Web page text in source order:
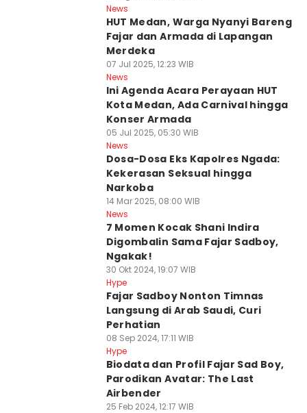
News
HUT Medan, Warga Nyanyi Bareng
Fajar dan Armada di Lapangan
Merdeka
07 Jul 2025, 12:23 WIB
News
Ini Agenda Acara Perayaan HUT
Kota Medan, Ada Carnival hingga
Konser Armada
05 Jul 2025, 05:30 WIB
News
Dosa-Dosa Eks Kapolres Ngada:
Kekerasan Seksual hingga
Narkoba
14 Mar 2025, 08:00 WIB
News
7 Momen Kocak Shani Indira
Digombalin Sama Fajar Sadboy,
Ngakak!
30 Okt 2024, 19:07 WIB
Hype
Fajar Sadboy Nonton Timnas
Langsung di Arab Saudi, Curi
Perhatian
08 Sep 2024, 17:11 WIB
Hype
Biodata dan Profil Fajar Sad Boy,
Parodikan Avatar: The Last
Airbender
25 Feb 2024, 12:17 WIB